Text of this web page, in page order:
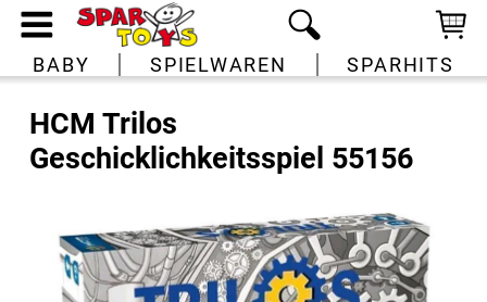
BABY SPIELWAREN SPARHITS
HCM Trilos
Geschicklichkeitsspiel 55156